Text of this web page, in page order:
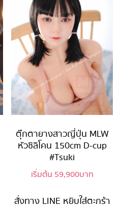
ตุ๊กตายางสาวญี่ปุ่น MLW
หัวซิลิโคน 150cm D-cup
#Tsuki
เริ่มต้น 59,900บาท
สั่งทาง LINE หยิบใส่ตะกร้า